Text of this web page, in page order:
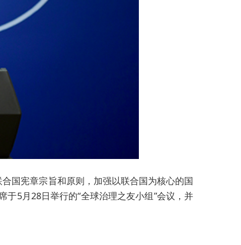
国宪章宗旨和原则，加强以联合国为核心的国
5月28日举行的“全球治理之友小组”会议，并